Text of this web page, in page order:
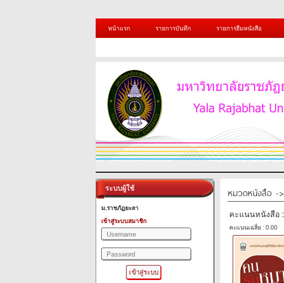
หน้าแรก
รายการบันทึก รายการยืมหนังสือ
ระบบผู้ใช้
ม.ราชภัฏยะลา
เข้าสู่ระบบสมาชิก
หมวดหนังสือ ->
คะแนนหนังสือ :
คะแนนเฉลี่ย : 0.00